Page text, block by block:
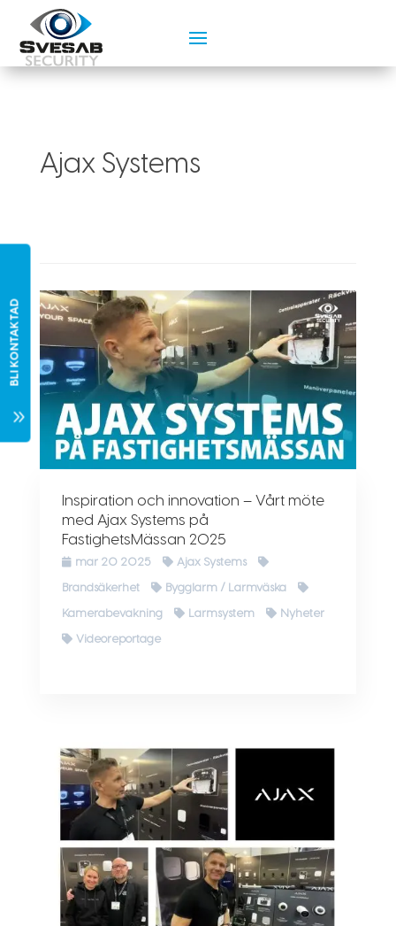
Ajax Systems
Inspiration och innovation – Vårt möte
med Ajax Systems på
FastighetsMässan 2025
mar 20 2025 Ajax Systems
Brandsäkerhet Bygglarm / Larmväska
Kamerabevakning Larmsystem Nyheter
Videoreportage
7
BLI KONTAKTAD